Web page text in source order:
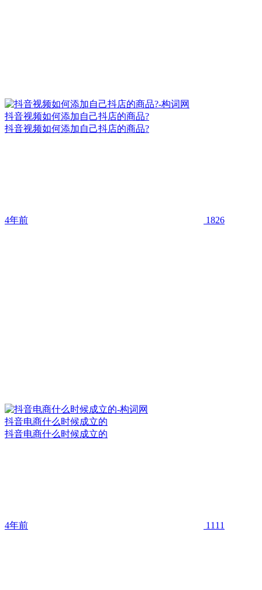
抖音视频如何添加自己抖店的商品?
抖音视频如何添加自己抖店的商品?
4年前 1826
抖音电商什么时候成立的
抖音电商什么时候成立的
4年前 1111